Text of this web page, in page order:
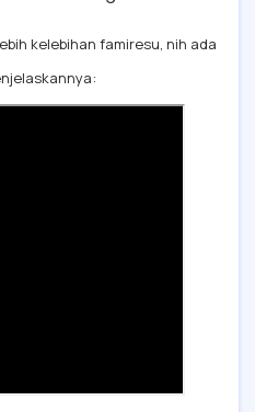
kelebihan famiresu, nih ada